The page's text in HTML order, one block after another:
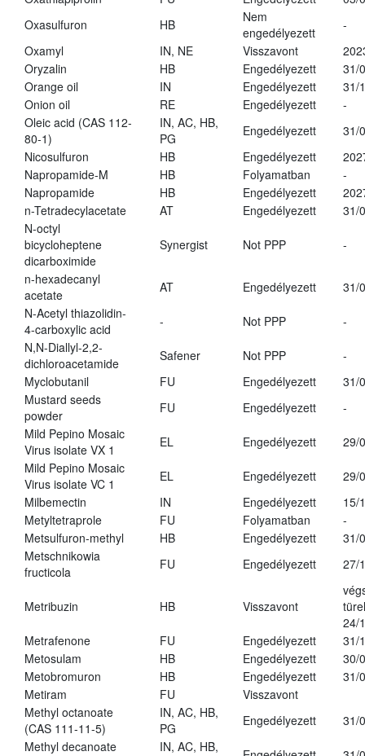
Oxasulfuron
HB
Nem
engedélyezett
-
Oxamyl
IN, NE Visszavont
Oryzalin
HB Engedélyezett
31/
Orange oil
IN Engedélyezett
31/
Onion oil
RE Engedélyezett
-
Oleic acid (CAS 112-
80-1)
IN, AC, HB,
PG
Engedélyezett
31/
Nicosulfuron
HB Engedélyezett
Napropamide-M
HB Folyamatban
-
Napropamide
HB Engedélyezett
n-Tetradecylacetate
AT Engedélyezett
31/
N-octyl
bicycloheptene
dicarboximide
Synergist Not PPP -
n-hexadecanyl
acetate
AT Engedélyezett
31/
N-Acetyl thiazolidin-
4-carboxylic acid
- Not PPP
-
N,N-Diallyl-2,2-
dichloroacetamide
Safener Not PPP
-
Myclobutanil
FU Engedélyezett
31/
Mustard seeds
powder
FU Engedélyezett
-
Mild Pepino Mosaic
Virus isolate VX 1
EL Engedélyezett
29/
Mild Pepino Mosaic
Virus isolate VC 1
EL Engedélyezett
29/
Milbemectin
IN Engedélyezett
15/
Metyltetraprole
FU Folyamatban
-
Metsulfuron-methyl
HB Engedélyezett
31/
Metschnikowia
fructicola
FU Engedélyezett 27/
Metribuzin HB Visszavont
24/
Metrafenone
FU Engedélyezett
31/
Metosulam
HB Engedélyezett
30/
Metobromuron
HB Engedélyezett
31/
Metiram
FU
Visszavont
Methyl octanoate
(CAS 111-11-5)
IN, AC, HB,
PG
Engedélyezett
31/
Methyl decanoate
IN, AC, HB,